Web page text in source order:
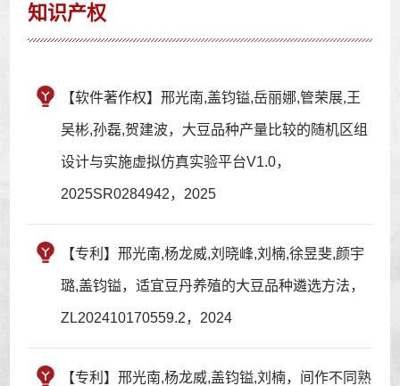
知识产权
【软件著作权】邢光南,盖钧镒,岳丽娜,管荣展,王
吴彬,孙磊,贺建波，大豆品种产量比较的随机区组
设计与实施虚拟仿真实验平台V1.0，
2025SR0284942，2025
【专利】邢光南,杨龙威,刘晓峰,刘楠,徐昱斐,颜宇
璐,盖钧镒，适宜豆丹养殖的大豆品种遴选方法，
ZL202410170559.2，2024
【专利】邢光南,杨龙威,盖钧镒,刘楠，间作不同熟